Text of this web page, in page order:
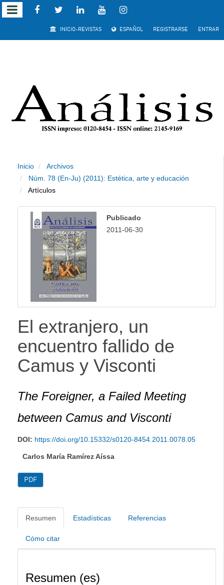
Salto rápido al contenido de la página
Navegación principal
INICIO-REVISTAS ESPAÑOL REGISTRARSE ENTRAR
Inicio
Archivos
Núm. 78 (En-Ju) (2011): Estética, arte y educación
Artículos
Publicado
2011-06-30
El extranjero, un
encuentro fallido de
Camus y Visconti
The Foreigner, a Failed Meeting
between Camus and Visconti
DOI: https://doi.org/10.15332/s0120-8454.2011.0078.05
Carlos María Ramírez Aíssa
PDF
Resumen Estadísticas Referencias
Cómo citar
Resumen (es)